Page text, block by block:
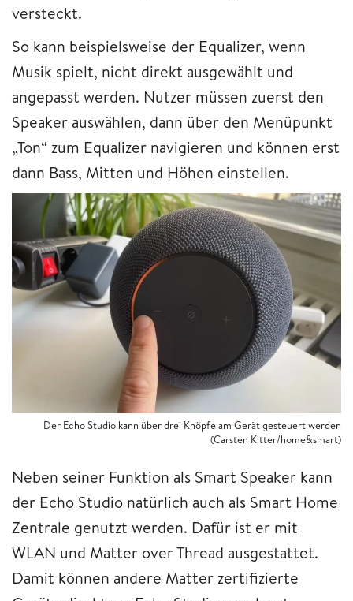
versteckt.
So kann beispielsweise der Equalizer, wenn
Musik spielt, nicht direkt ausgewählt und
angepasst werden. Nutzer müssen zuerst den
Speaker auswählen, dann über den Menüpunkt
„Ton“ zum Equalizer navigieren und können erst
dann Bass, Mitten und Höhen einstellen.
Der Echo Studio kann über drei Knöpfe am Gerät gesteuert werden
(Carsten Kitter/home&smart)
Neben seiner Funktion als Smart Speaker kann
der Echo Studio natürlich auch als Smart Home
Zentrale genutzt werden. Dafür ist er mit
WLAN und Matter over Thread ausgestattet.
Damit können andere Matter zertifizierte